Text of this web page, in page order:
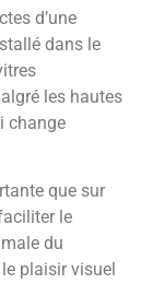
d’une
dans le
les hautes
change
que sur
le
du
plaisir visuel